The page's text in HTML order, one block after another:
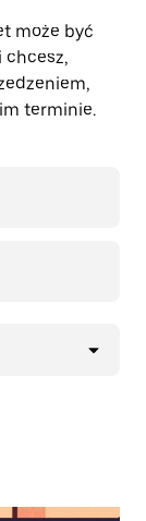
może być
chcesz,
terminie.